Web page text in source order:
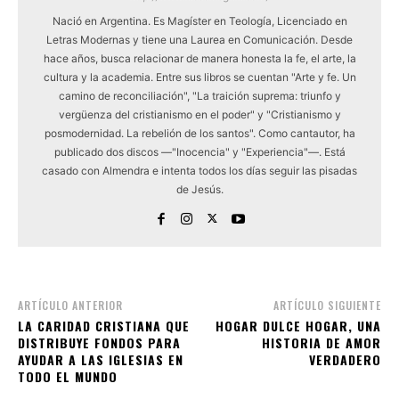
Nació en Argentina. Es Magíster en Teología, Licenciado en
Letras Modernas y tiene una Laurea en Comunicación. Desde
hace años, busca relacionar de manera honesta la fe, el arte, la
cultura y la academia. Entre sus libros se cuentan "Arte y fe. Un
camino de reconciliación", "La traición suprema: triunfo y
vergüenza del cristianismo en el poder" y "Cristianismo y
posmodernidad. La rebelión de los santos". Como cantautor, ha
publicado dos discos —"Inocencia" y "Experiencia"—. Está
casado con Almendra e intenta todos los días seguir las pisadas
de Jesús.
ARTÍCULO ANTERIOR
LA CARIDAD CRISTIANA QUE
DISTRIBUYE FONDOS PARA
AYUDAR A LAS IGLESIAS EN
TODO EL MUNDO
ARTÍCULO SIGUIENTE
HOGAR DULCE HOGAR, UNA
HISTORIA DE AMOR
VERDADERO